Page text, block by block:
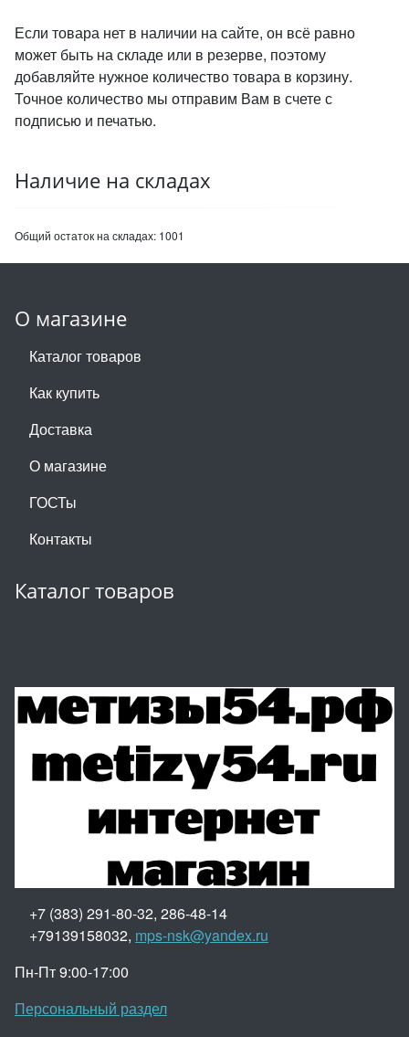
Если товара нет в наличии на сайте, он всё равно
может быть на складе или в резерве, поэтому
добавляйте нужное количество товара в корзину.
Точное количество мы отправим Вам в счете с
подписью и печатью.
Наличие на складах
Общий остаток на складах: 1001
О магазине
Каталог товаров
Как купить
Доставка
О магазине
ГОСТы
Контакты
Каталог товаров
+7 (383) 291-80-32, 286-48-14
+79139158032, mps-nsk@yandex.ru
Пн-Пт 9:00-17:00
Персональный раздел